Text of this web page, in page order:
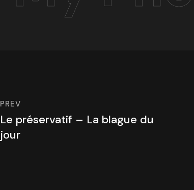
PREV
Le préservatif – La blague du
jour